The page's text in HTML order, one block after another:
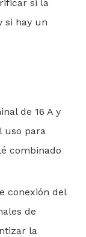
si la
si hay un
de 16 A y
uso para
combinado
conexión del
de
la